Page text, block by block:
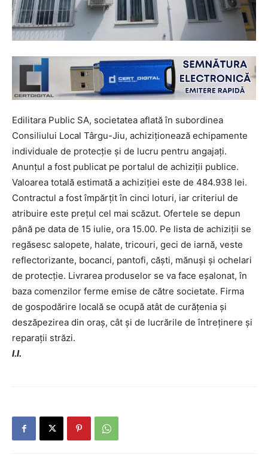
Edilitara Public SA, societatea aflată în subordinea
Consiliului Local Târgu-Jiu, achiziționează echipamente
individuale de protecție și de lucru pentru angajați.
Anunțul a fost publicat pe portalul de achiziții publice.
Valoarea totală estimată a achiziției este de 484.938 lei.
Contractul a fost împărțit în cinci loturi, iar criteriul de
atribuire este prețul cel mai scăzut. Ofertele se depun
până pe data de 15 iulie, ora 15.00. Pe lista de achiziții se
regăsesc salopete, halate, tricouri, geci de iarnă, veste
reflectorizante, bocanci, pantofi, căști, mănuși și ochelari
de protecție. Livrarea produselor se va face eșalonat, în
baza comenzilor ferme emise de către societate. Firma
de gospodărire locală se ocupă atât de curățenia și
deszăpezirea din oraș, cât și de lucrările de întreținere și
reparații străzi.
I.I.